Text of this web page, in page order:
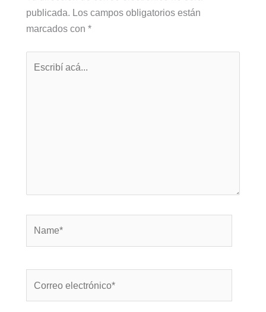
publicada. Los campos obligatorios están
marcados con *
electrónico*